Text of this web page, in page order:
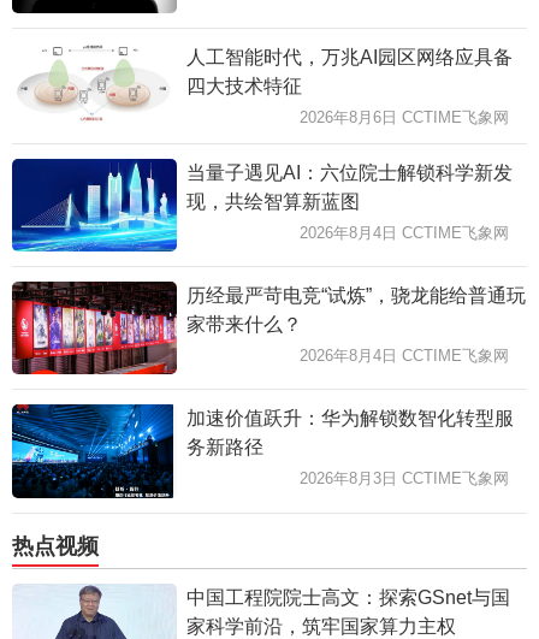
人工智能时代，万兆AI园区网络应具备
四大技术特征
2026年8月6日 CCTIME飞象网
当量子遇见AI：六位院士解锁科学新发
现，共绘智算新蓝图
2026年8月4日 CCTIME飞象网
历经最严苛电竞“试炼”，骁龙能给普通玩
家带来什么？
2026年8月4日 CCTIME飞象网
加速价值跃升：华为解锁数智化转型服
务新路径
2026年8月3日 CCTIME飞象网
热点视频
中国工程院院士高文：探索GSnet与国
家科学前沿，筑牢国家算力主权